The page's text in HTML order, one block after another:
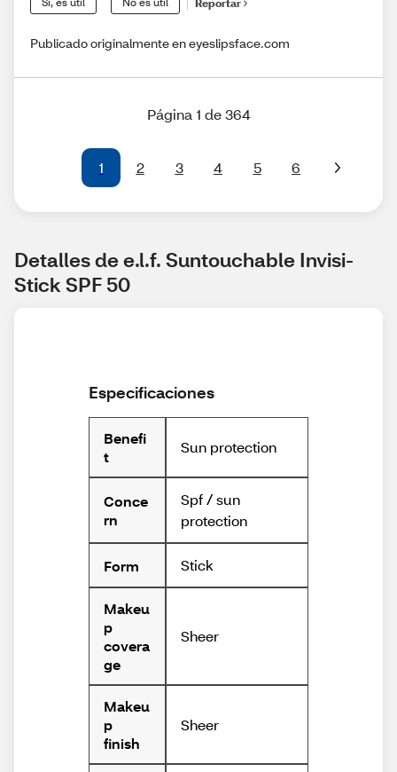
Reportar
Publicado originalmente en eyeslipsface.com
Página 1 de 364
1 2 3 4 5 6
Detalles de e.l.f. Suntouchable Invisi-
Stick SPF 50
Especificaciones
Benefi
t
Sun protection
Conce
rn
Spf / sun
protection
Form Stick
Makeu
p
covera
ge
Sheer
Makeu
p
finish
Sheer